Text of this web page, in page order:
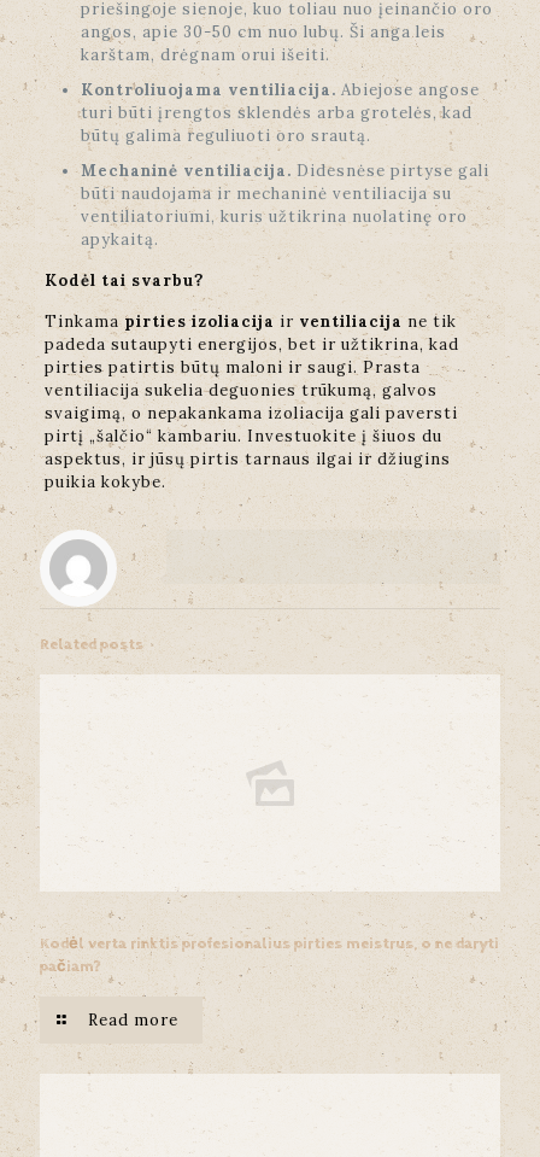
priešingoje sienoje, kuo toliau nuo įeinančio oro
angos, apie 30-50 cm nuo lubų. Ši anga leis
karštam, drėgnam orui išeiti.
Kontroliuojama ventiliacija. Abiejose angose
turi būti įrengtos sklendės arba grotelės, kad
būtų galima reguliuoti oro srautą.
Mechaninė ventiliacija. Didesnėse pirtyse gali
būti naudojama ir mechaninė ventiliacija su
ventiliatoriumi, kuris užtikrina nuolatinę oro
apykaitą.
Kodėl tai svarbu?
Tinkamapirties izoliacija ir ventiliacijane tik
padeda sutaupyti energijos, bet ir užtikrina, kad
pirties patirtis būtų maloni ir saugi. Prasta
ventiliacija sukelia deguonies trūkumą, galvos
svaigimą, o nepakankama izoliacija gali paversti
pirtį „šalčio“ kambariu. Investuokite į šiuos du
aspektus, ir jūsų pirtis tarnaus ilgai ir džiugins
puikia kokybe.
Related posts
Kodėl verta rinktis profesionalius pirties meistrus, o ne daryti
pačiam?
Read more